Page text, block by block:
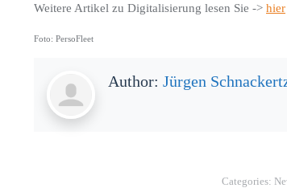
Weitere Artikel zu Digitalisierung lesen Sie -> hier
Foto: PersoFleet
Author: Jürgen
Categories: